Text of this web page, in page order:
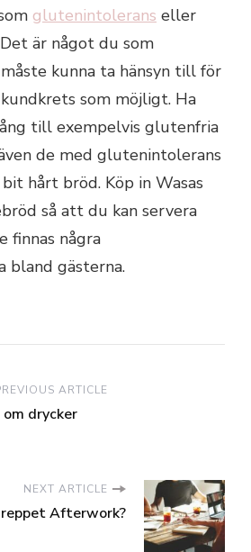
glutenintolerans eller
är något du som
kunna ta hänsyn till för
som möjligt. Ha
till exempelvis glutenfria
de med glutenintolerans
hårt bröd. Köp in Wasas
så att du kan servera
finnas några
gästerna.
ARTICLE
drycker
NEXT ARTICLE
Afterwork?